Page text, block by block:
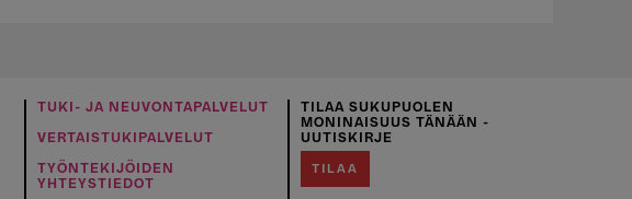
TUKI- JA NEUVONTAPALVELUT
VERTAISTUKIPALVELUT
TYÖNTEKIJÖIDEN
YHTEYSTIEDOT
TILAA SUKUPUOLEN
MONINAISUUS TÄNÄÄN -
UUTISKIRJE
TILAA